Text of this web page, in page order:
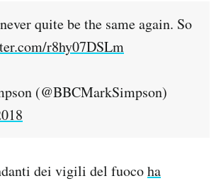
quite be the same again. So
r8hy07DSLm
(@BBCMarkSimpson)
dei vigili del fuocoha